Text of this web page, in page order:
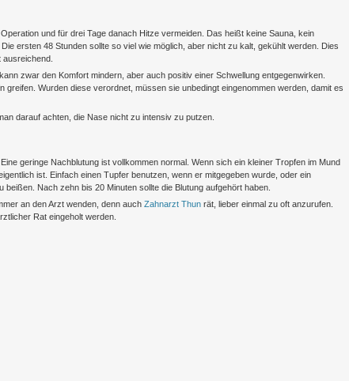
und für drei Tage danach Hitze vermeiden. Das heißt keine Sauna, kein
ersten 48 Stunden sollte so viel wie möglich, aber nicht zu kalt, gekühlt werden. Dies
zwar den Komfort mindern, aber auch positiv einer Schwellung entgegenwirken.
Wurden diese verordnet, müssen sie unbedingt eingenommen werden, damit es
darauf achten, die Nase nicht zu intensiv zu putzen.
geringe Nachblutung ist vollkommen normal. Wenn sich ein kleiner Tropfen im Mund
ist. Einfach einen Tupfer benutzen, wenn er mitgegeben wurde, oder ein
Nach zehn bis 20 Minuten sollte die Blutung aufgehört haben.
an den Arzt wenden, denn auch Zahnarzt Thun rät, lieber einmal zu oft anzurufen.
Rat eingeholt werden.